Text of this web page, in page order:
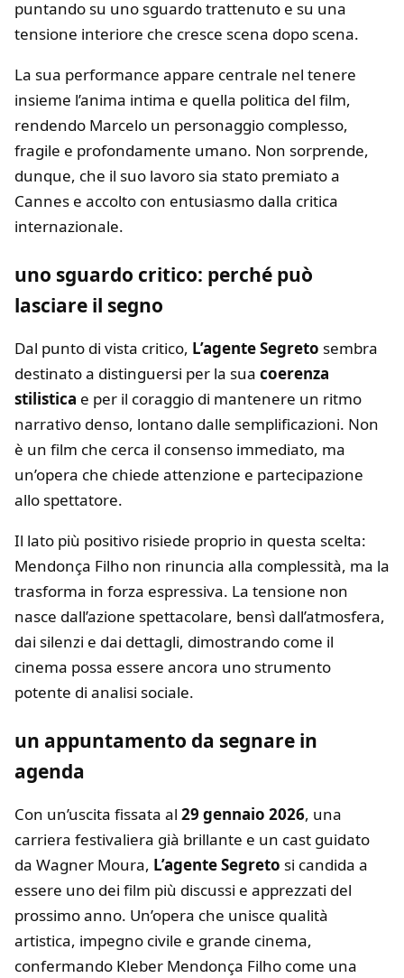
puntando su uno sguardo trattenuto e su una
tensione interiore che cresce scena dopo scena.
La sua performance appare centrale nel tenere
insieme l’anima intima e quella politica del film,
rendendo Marcelo un personaggio complesso,
fragile e profondamente umano. Non sorprende,
dunque, che il suo lavoro sia stato premiato a
Cannes e accolto con entusiasmo dalla critica
internazionale.
uno sguardo critico: perché può
lasciare il segno
Dal punto di vista critico, L’agente Segreto sembra
destinato a distinguersi per la sua coerenza
stilistica e per il coraggio di mantenere un ritmo
narrativo denso, lontano dalle semplificazioni. Non
è un film che cerca il consenso immediato, ma
un’opera che chiede attenzione e partecipazione
allo spettatore.
Il lato più positivo risiede proprio in questa scelta:
Mendonça Filho non rinuncia alla complessità, ma la
trasforma in forza espressiva. La tensione non
nasce dall’azione spettacolare, bensì dall’atmosfera,
dai silenzi e dai dettagli, dimostrando come il
cinema possa essere ancora uno strumento
potente di analisi sociale.
un appuntamento da segnare in
agenda
Con un’uscita fissata al 29 gennaio 2026, una
carriera festivaliera già brillante e un cast guidato
da Wagner Moura, L’agente Segreto si candida a
essere uno dei film più discussi e apprezzati del
prossimo anno. Un’opera che unisce qualità
artistica, impegno civile e grande cinema,
confermando Kleber Mendonça Filho come una